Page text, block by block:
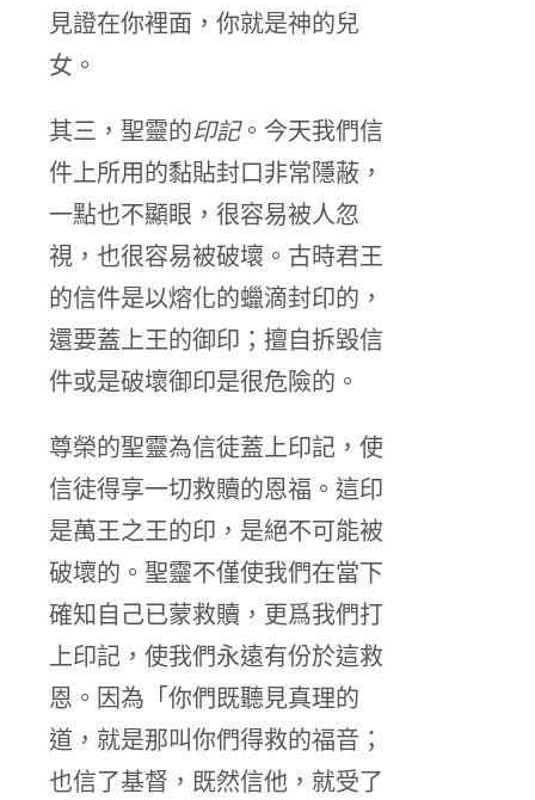
見證在你裡面，你就是神的兒
女。
其三，聖靈的印記。今天我們信
件上所用的黏貼封口非常隱蔽，
一點也不顯眼，很容易被人忽
視，也很容易被破壞。古時君王
的信件是以熔化的蠟滴封印的，
還要蓋上王的御印；擅自拆毀信
件或是破壞御印是很危險的。
尊榮的聖靈為信徒蓋上印記，使
信徒得享一切救贖的恩福。這印
是萬王之王的印，是絕不可能被
破壞的。聖靈不僅使我們在當下
確知自己已蒙救贖，更爲我們打
上印記，使我們永遠有份於這救
恩。因為「你們既聽見真理的
道，就是那叫你們得救的福音；
也信了基督，既然信他，就受了